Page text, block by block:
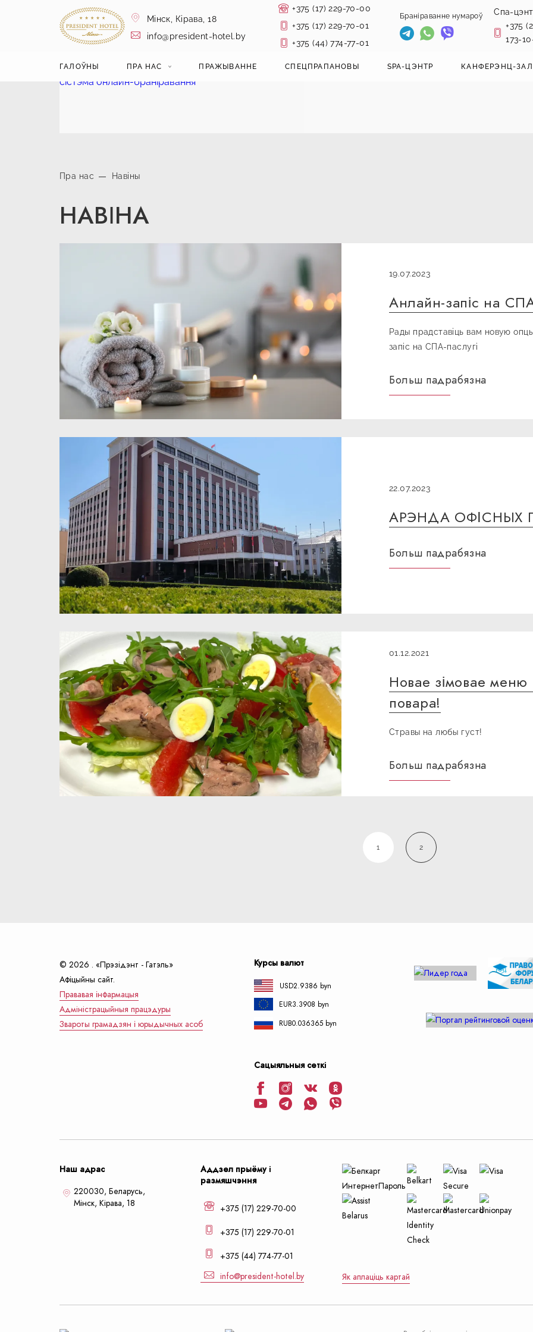
Мiнск,
Кiрава, 18
info@president-hotel.by
+375 (17) 229-70-00
+375 (17) 229-70-01
+375 (44) 774-77-01
Браніраванне нумароў
Спа-
+375
173-
ГАЛОЎНЫ ПРА НАС ПРАЖЫВАННЕ СПЕЦПРАПАНОВЫ SPA-ЦЭНТР КАНФЕРЭНЦ-
сістэма онлайн-браніравання
Пра нас Навіны
НАВІНА
19.07.2023
Анлайн-запіс на
Рады прадставіць вам новую
запіс на СПА-паслугі
Больш падрабязна
22.07.2023
АРЭНДА ОФІСНЫХ
Больш падрабязна
01.12.2021
Новае зімовае
повара!
Стравы на любы густ!
Больш падрабязна
1 2
© 2026 . «Прэзiдэнт - Гатэль»
Афіцыйны сайт.
Прававая інфармацыя
Адмiнiстрацыйныя працэдуры
Звароты грамадзян і юрыдычных асоб
Курсы валют
USD2.9386 byn
EUR3.3908 byn
RUB0.036365 byn
Сацыяльныя сеткі
Наш адрас
220030, Беларусь,
Мiнск, Кiрава, 18
Аддзел прыёму і
размяшчэння
+375 (17) 229-70-00
+375 (17) 229-70-01
+375 (44) 774-77-01
info@president-hotel.by
Як аплаціць картай